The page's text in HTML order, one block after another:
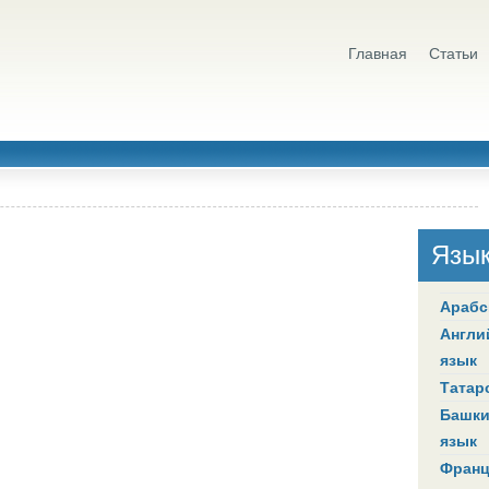
Главная Статьи
язык
язык